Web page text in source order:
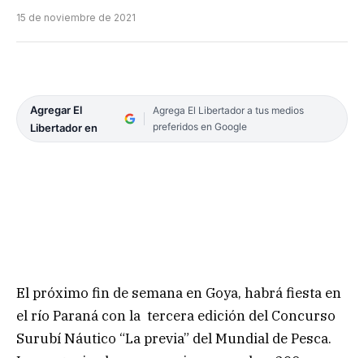
15 de noviembre de 2021
Agregar El
Libertador en
Agrega El Libertador a tus medios
preferidos en Google
El próximo fin de semana en Goya, habrá fiesta en
el río Paraná con la tercera edición del Concurso
Surubí Náutico “La previa” del Mundial de Pesca.